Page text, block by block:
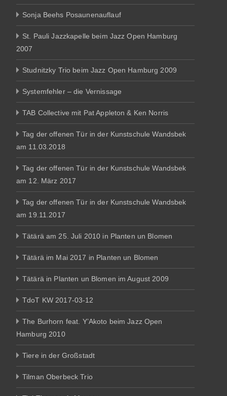
Sonja Beehs Posaunenauflauf
St. Pauli Jazzkapelle beim Jazz Open Hamburg
2007
Studnitzky Trio beim Jazz Open Hamburg 2009
Systemfehler – die Vernissage
TAB Collective mit Pat Appleton & Ken Norris
Tag der offenen Tür in der Kunstschule Wandsbek
am 11.03.2018
Tag der offenen Tür in der Kunstschule Wandsbek
am 12. März 2017
Tag der offenen Tür in der Kunstschule Wandsbek
am 19.11.2017
Tätärä am 25. Juli 2010 in Planten un Blomen
Tätärä im Mai 2017 in Planten un Blomen
Tätärä in Planten un Blomen im August 2009
TdoT KW 2017-03-12
The Burhorn feat. Y’Akoto beim Jazz Open
Hamburg 2010
Tiere in der Großstadt
Tilman Oberbeck Trio